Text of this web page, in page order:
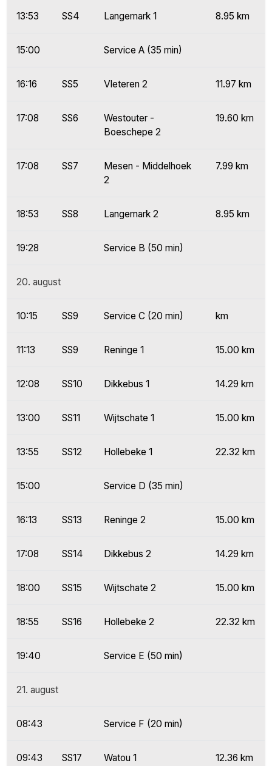
13:53 SS4 Langemark 1 8.95 km
15:00 Service A (35 min)
16:16 SS5 Vleteren 2 11.97 km
17:08 SS6
Westouter -
Boeschepe 2
19.60 km
17:08 SS7
Mesen - Middelhoek
2
7.99 km
18:53 SS8 Langemark 2 8.95 km
19:28 Service B (50 min)
20. august
10:15 SS9 Service C (20 min) km
11:13 SS9 Reninge 1 15.00 km
12:08 SS10 Dikkebus 1 14.29 km
13:00 SS11 Wijtschate 1 15.00 km
13:55 SS12 Hollebeke 1 22.32 km
15:00 Service D (35 min)
16:13 SS13 Reninge 2 15.00 km
17:08 SS14 Dikkebus 2 14.29 km
18:00 SS15 Wijtschate 2 15.00 km
18:55 SS16 Hollebeke 2 22.32 km
19:40 Service E (50 min)
21. august
08:43 Service F (20 min)
09:43 SS17 Watou 1 12.36 km